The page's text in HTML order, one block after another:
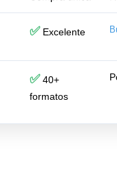
✅Excelente
✅40+
formatos